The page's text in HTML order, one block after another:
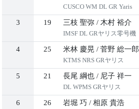
CUSCO WM DL GR Yaris
3 19 三枝 聖弥 / 木村 裕介
IMSF DL GRヤリス零号機
4 25 米林 慶晃 / 菅野 総一郎
KTMS NRS GRヤリス
5 21 長尾 綱也 / 尼子 祥一
DL WPMS GRヤリス
6 26 岩堀 巧 / 相原 貴浩